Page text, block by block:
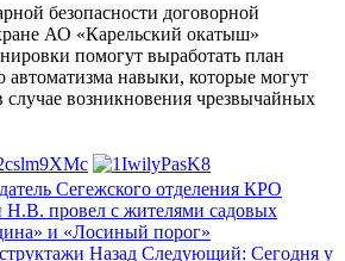
безопасности договорной
АО «Карельский окатыш»
помогут выработать план
автоматизма навыки, которые могут
возникновения чрезвычайных
Сегежского отделения КРО
провел с жителями садовых
и «Лосиный порог»
Назад Следующий: Сегодня у